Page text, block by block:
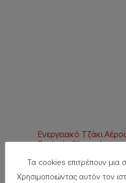
Ενεργειακό Tζάκι
Penisola Climacalor
Δείτε περισσότερα
Τα cookies επιτρέπουν μια
Χρησιμοποιώντας αυτόν τον